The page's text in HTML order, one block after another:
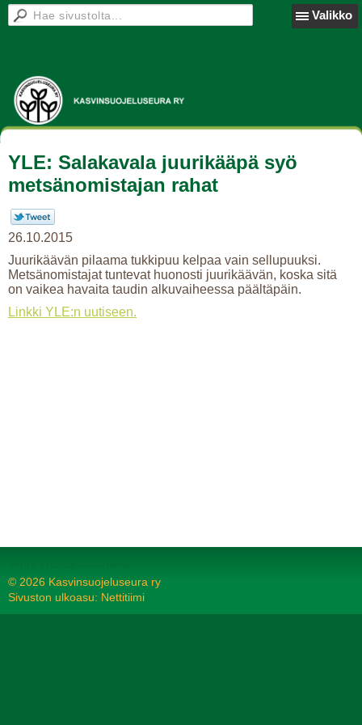
Valikko
YLE: Salakavala juurikääpä syö
metsänomistajan rahat
26.10.2015
Juurikäävän pilaama tukkipuu kelpaa vain sellupuuksi.
Metsänomistajat tuntevat huonosti juurikäävän, koska sitä
on vaikea havaita taudin alkuvaiheessa päältäpäin.
Linkki YLE:n uutiseen.
© 2026 Kasvinsuojeluseura ry
Sivuston ulkoasu: Nettitiimi